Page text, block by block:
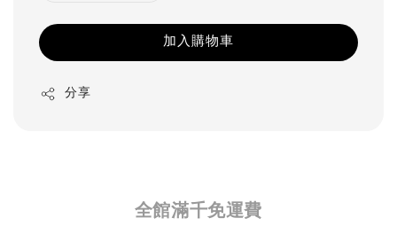
加入購物車
分享
全館滿千免運費